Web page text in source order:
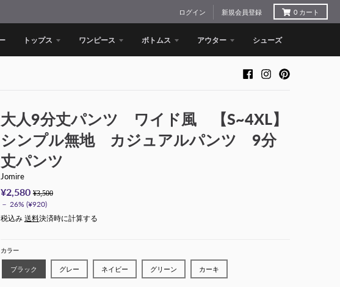
ログイン 新規会員登録 0 カート
トップス ワンピース ボトムス アウター シューズ
大人9分丈パンツ ワイド風 【S~4XL】
シンプル無地 カジュアルパンツ 9分
丈パンツ
Jomire
¥2,580 ¥3,500
－ 26% ¥920
税込み 送料決済時に計算する
カラー
ブラック グレー ネイビー グリーン カーキ